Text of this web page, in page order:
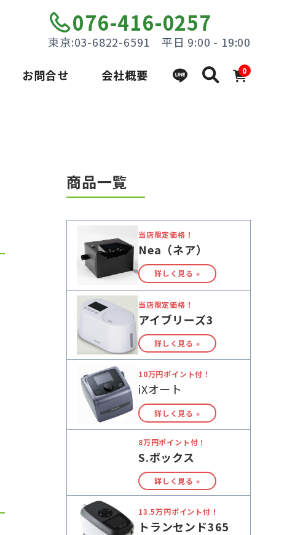
076-416-0257
東京:03-6822-6591 平日 9:00 - 19:00
0
お問合せ 会社概要
商品一覧
当店限定価格！
Nea（ネア）
詳しく見る »
当店限定価格！
アイブリーズ3
詳しく見る »
10万円ポイント付！
iXオート
詳しく見る »
8万円ポイント付！
S.ボックス
詳しく見る »
13.5万円ポイント付！
トランセンド365